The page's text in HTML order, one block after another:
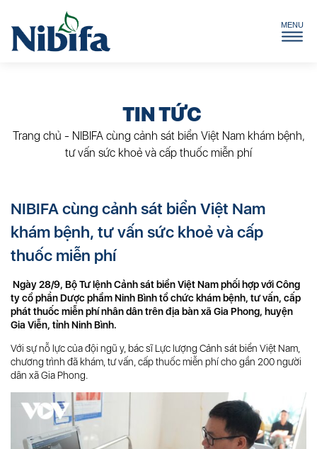
TIN TỨC
Trang chủ - NIBIFA cùng cảnh sát biển Việt Nam khám bệnh,
tư vấn sức khoẻ và cấp thuốc miễn phí
NIBIFA cùng cảnh sát biển Việt Nam
khám bệnh, tư vấn sức khoẻ và cấp
thuốc miễn phí
Ngày 28/9, Bộ Tư lệnh Cảnh sát biển Việt Nam phối hợp với Công
ty cổ phần Dược phẩm Ninh Bình tổ chức khám bệnh, tư vấn, cấp
phát thuốc miễn phí nhân dân trên địa bàn xã Gia Phong, huyện
Gia Viễn, tỉnh Ninh Bình.
Với sự nỗ lực của đội ngũ y, bác sĩ Lực lượng Cảnh sát biển Việt Nam,
chương trình đã khám, tư vấn, cấp thuốc miễn phí cho gần 200 người
dân xã Gia Phong.